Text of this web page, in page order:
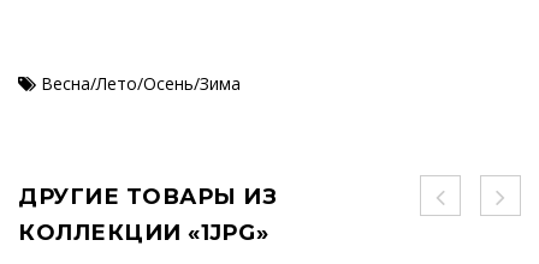
Весна/Лето/Осень/Зима
ДРУГИЕ ТОВАРЫ ИЗ
КОЛЛЕКЦИИ «1JPG»